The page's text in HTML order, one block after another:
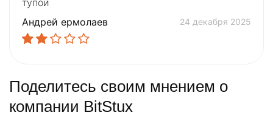
Андрей ермолаев
24 декабря 2025
Поделитесь своим мнением о
компании BitStux